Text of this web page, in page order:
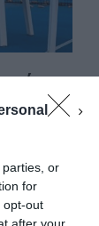
or
for
opt-out
2026
των